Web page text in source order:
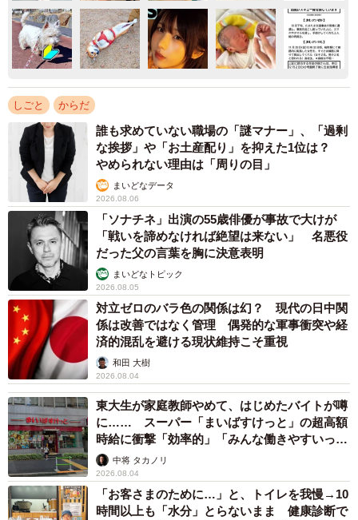
しごと からだ
誰も求めていない職場の「謎マナー」、「過剰
な挨拶」や「お土産配り」を抑えた1位は？
やめられない理由は「周りの目」
まいどなデータ
2026.08.06
「ソナチネ」出演の55歳俳優が事故で大けが
「戦いを諦めなければ絶望は来ない」 名悪役
だった父の言葉を胸に決意表明
まいどなトピック
2026.08.05
対立ゼロのバラ色の関係は幻？ 現代の日中関
係は改善ではなく管理 偶発的な軍事衝突や経
済的混乱を避ける現状維持こそ重視
和田 大樹
2026.08.04
東大生が家庭教師やめて、はじめたバイトが噂
に…… スーパー「まいばすけっと」の超高額
時給に衝撃「効率的」「みんな働きやすいって
言ってる」
中将 タカノリ
2026.08.04
「お客さまのために…」と、トイレを我慢→10
時間以上も「水分」とらないまま 健康診断で